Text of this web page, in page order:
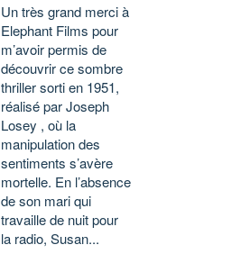
Un très grand merci à
Elephant Films pour
m’avoir permis de
découvrir ce sombre
thriller sorti en 1951,
réalisé par Joseph
Losey , où la
manipulation des
sentiments s’avère
mortelle. En l’absence
de son mari qui
travaille de nuit pour
la radio, Susan...